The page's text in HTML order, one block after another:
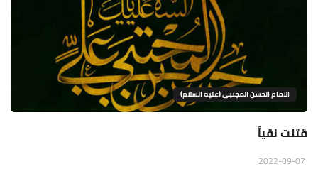
الامام الحسن المجتبى (عليه السلام)
قتلت نقياََ